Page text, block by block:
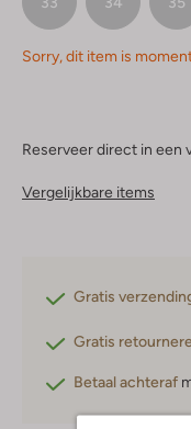
Sorry, dit item is
Reserveer direct in een
Vergelijkbare items
Gratis
Gratis
Betaal achteraf